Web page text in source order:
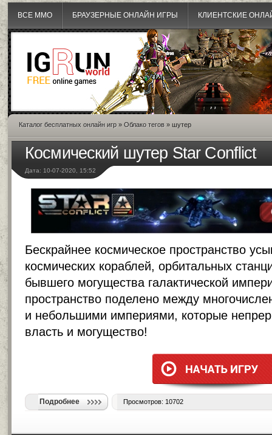
ВСЕ MMO БРАУЗЕРНЫЕ ОНЛАЙН ИГРЫ КЛИЕНТСКИЕ
Каталог бесплатных онлайн игр » Облако тегов » шутер
Космический шутер Star Conflict
Дата: 10-07-2020, 15:52
Бескрайнее космическое пространство
космических кораблей, орбитальных
бывшего могущества галактической
пространство поделено между
и небольшими империями, которые
власть и могущество!
Подробнее Просмотров: 10702